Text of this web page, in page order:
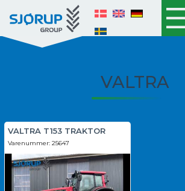
VALTRA
VALTRA T153 TRAKTOR
Varenummer: 25647